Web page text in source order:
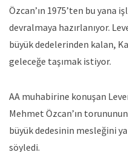
Özcan’ın 1975’ten bu yana
devralmaya hazırlanıyor.
büyük dedelerinden kalan,
geleceğe taşımak istiyor.
AA muhabirine konuşan
Mehmet Özcan’ın
büyük dedesinin mesleğini
söyledi.